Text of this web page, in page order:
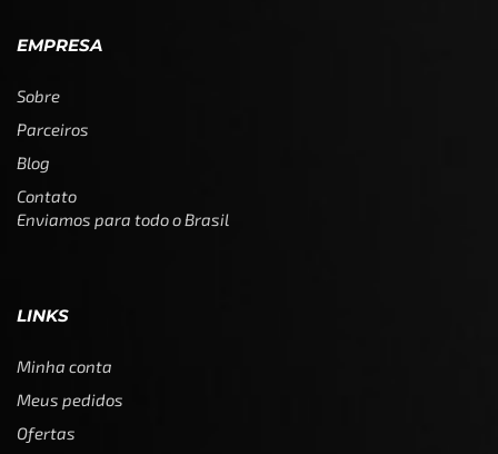
EMPRESA
Sobre
Parceiros
Blog
Contato
Enviamos para todo o Brasil
LINKS
Minha conta
Meus pedidos
Ofertas